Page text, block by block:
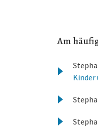
Am
Kinder